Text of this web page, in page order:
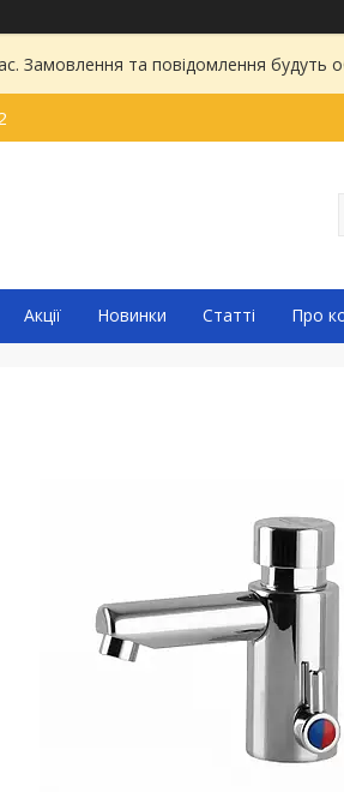
Замовлення та повідомлення
Акції Новинки Статті Про